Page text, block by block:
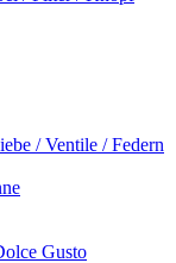
/ Ventile / Federn
Gusto